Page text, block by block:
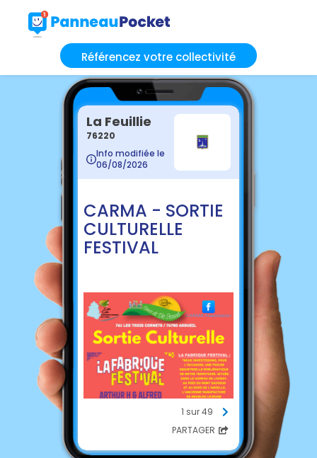
Référencez votre collectivité
La Feuillie
76220
Info modifiée le
06/08/2026
CARMA - SORTIE
CULTURELLE
FESTIVAL
1 sur 49
PARTAGER